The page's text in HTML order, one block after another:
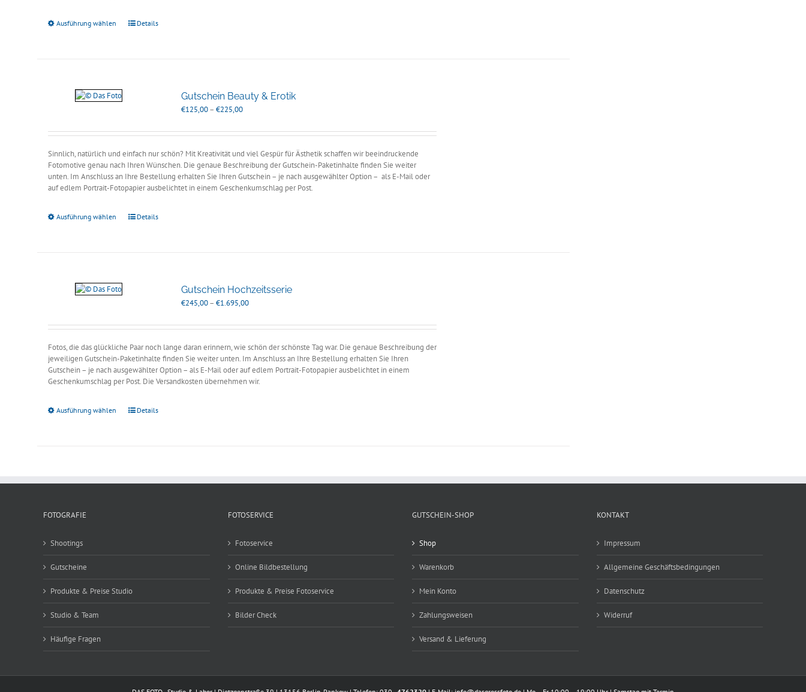
Ausführung wählen Details
Gutschein Beauty & Erotik
€125,00– €225,00Preisspanne:
bis
Sinnlich, natürlich und einfach nur schön? Mit Kreativität und viel Gespür für Ästhetik schaffen wir beeindruckende
Fotomotive genau nach Ihren Wünschen. Die genaue Beschreibung der Gutschein-Paketinhalte finden Sie weiter
unten. Im Anschluss an Ihre Bestellung erhalten Sie Ihren Gutschein – je nach ausgewählter Option – als E-Mail oder
auf edlem Portrait-Fotopapier ausbelichtet in einem Geschenkumschlag per Post.
Ausführung wählen Details
Gutschein Hochzeitsserie
€245,00– €1.695,00Preisspanne:
bis
Fotos, die das glückliche Paar noch lange daran erinnern, wie schön der schönste Tag war. Die genaue Beschreibung der
jeweiligen Gutschein-Paketinhalte finden Sie weiter unten. Im Anschluss an Ihre Bestellung erhalten Sie Ihren
Gutschein – je nach ausgewählter Option – als E-Mail oder auf edlem Portrait-Fotopapier ausbelichtet in einem
Geschenkumschlag per Post. Die Versandkosten übernehmen wir.
Ausführung wählen Details
FOTOGRAFIE
Shootings
Gutscheine
Produkte & Preise Studio
Studio & Team
Häufige Fragen
FOTOSERVICE
Fotoservice
Online Bildbestellung
Produkte & Preise Fotoservice
Bilder Check
GUTSCHEIN-SHOP
Shop
Warenkorb
Mein Konto
Zahlungsweisen
Versand & Lieferung
KONTAKT
Impressum
Allgemeine Geschäftsbedingungen
Datenschutz
Widerruf